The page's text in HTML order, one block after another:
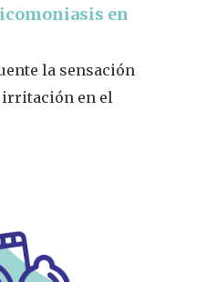
en
la sensación
en el